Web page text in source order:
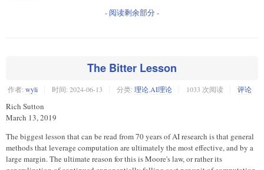
- 阅读剩余部分 -
The Bitter Lesson
作者: wyli 时间: 2024-06-13 分类: 理论,AI理论 1033 次阅读 评论
Rich Sutton
March 13, 2019
The biggest lesson that can be read from 70 years of AI research is that general
methods that leverage computation are ultimately the most effective, and by a
large margin. The ultimate reason for this is Moore's law, or rather its